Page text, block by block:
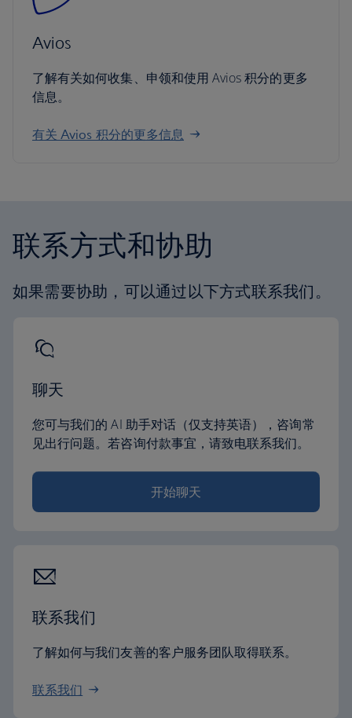
Avios
了解有关如何收集、申领和使用 Avios 积分的更多
信息。
有关 Avios 积分的更多信息
联系方式和协助
如果需要协助，可以通过以下方式联系我们。
聊天
您可与我们的 AI 助手对话（仅支持英语），咨询常
见出行问题。若咨询付款事宜，请致电联系我们。
开始聊天
联系我们
了解如何与我们友善的客户服务团队取得联系。
联系我们